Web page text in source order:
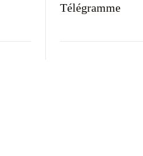
Télégramme